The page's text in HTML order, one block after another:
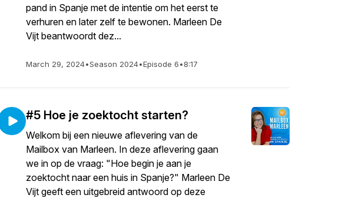
pand in Spanje met de intentie om het eerst te
verhuren en later zelf te bewonen. Marleen De
Vijt beantwoordt dez...
March 29, 2024•Season 2024•Episode 6•8:17
#5 Hoe je zoektocht starten?
Welkom bij een nieuwe aflevering van de
Mailbox van Marleen. In deze aflevering gaan
we in op de vraag: "Hoe begin je aan je
zoektocht naar een huis in Spanje?" Marleen De
Vijt geeft een uitgebreid antwoord op deze